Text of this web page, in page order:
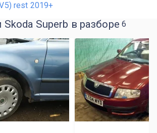
rest 2019+
Superb в разборе 6